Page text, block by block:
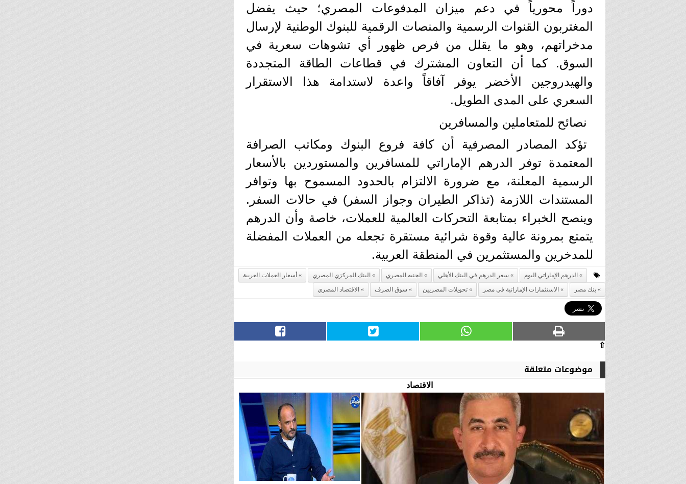
دوراً محورياً في دعم ميزان المدفوعات المصري؛ حيث يفضل
المغتربون القنوات الرسمية والمنصات الرقمية للبنوك الوطنية لإرسال
مدخراتهم، وهو ما يقلل من فرص ظهور أي تشوهات سعرية في
السوق. كما أن التعاون المشترك في قطاعات الطاقة المتجددة
والهيدروجين الأخضر يوفر آفاقاً واعدة لاستدامة هذا الاستقرار
السعري على المدى الطويل.
​نصائح للمتعاملين والمسافرين
​تؤكد المصادر المصرفية أن كافة فروع البنوك ومكاتب الصرافة
المعتمدة توفر الدرهم الإماراتي للمسافرين والمستوردين بالأسعار
الرسمية المعلنة، مع ضرورة الالتزام بالحدود المسموح بها وتوافر
المستندات اللازمة (تذاكر الطيران وجواز السفر) في حالات السفر.
وينصح الخبراء بمتابعة التحركات العالمية للعملات، خاصة وأن الدرهم
يتمتع بمرونة عالية وقوة شرائية مستقرة تجعله من العملات المفضلة
للمدخرين والمستثمرين في المنطقة العربية.
الدرهم الإماراتي اليوم سعر الدرهم في البنك الأهلي الجنيه المصري البنك المركزي المصري
أسعار العملات العربية
بنك مصر
الاستثمارات الإماراتية في مصر تحويلات المصريين سوق الصرف الاقتصاد المصري
⇧
موضوعات متعلقة
الاقتصاد